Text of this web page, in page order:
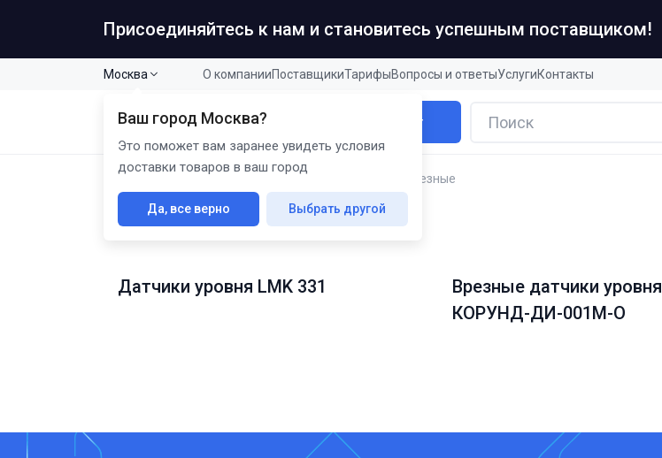
Присоединяйтесь к нам и становитесь успешным поставщиком!
Москва О компанииПоставщикиТарифыВопросы и ответыУслугиКонтакты
Каталог
Главная Датчики уровня Датчики уровня врезные
Датчики уровня врезные
Датчики уровня LMK 331
Врезные датчики уровня
КОРУНД-ДИ-001М-О
Ваш город Москва?
Это поможет вам заранее увидеть условия
доставки товаров в ваш город
Да, все верно Выбрать другой